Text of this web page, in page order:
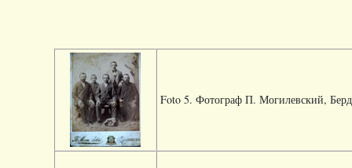
Foto 5. Фотограф П. Могилевский,